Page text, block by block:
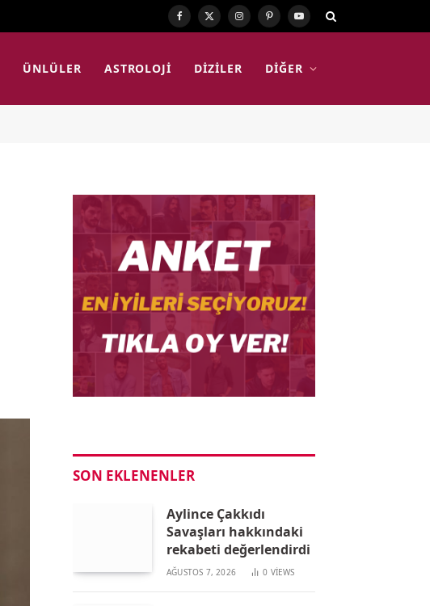
Facebook
X
Instagram
PinterestYouTube
ÜNLÜLER ASTROLOJI DIZILER DIĞER
SON EKLENENLER
Aylince Çakkıdı
Savaşları hakkındaki
rekabeti değerlendirdi
AĞUSTOS 7, 2026 0 VIEWS